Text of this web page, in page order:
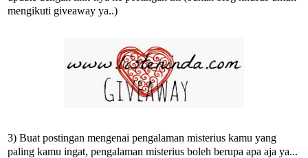
mengikuti giveaway ya..)
3) Buat postingan mengenai pengalaman misterius kamu yang
paling kamu ingat, pengalaman misterius boleh berupa apa aja ya...